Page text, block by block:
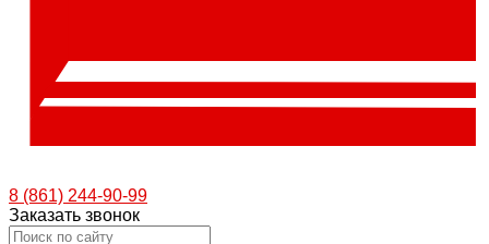
8 (861) 244-90-99
Заказать звонок